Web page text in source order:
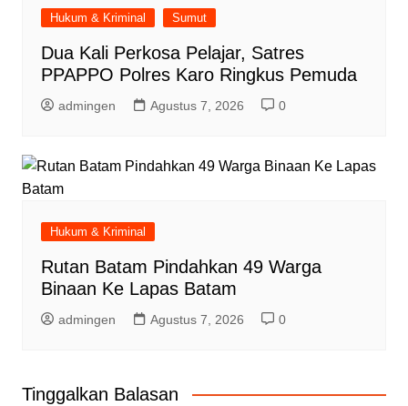
Hukum & Kriminal Sumut
Dua Kali Perkosa Pelajar, Satres
PPAPPO Polres Karo Ringkus Pemuda
admingen Agustus 7, 2026 0
Hukum & Kriminal
Rutan Batam Pindahkan 49 Warga
Binaan Ke Lapas Batam
admingen Agustus 7, 2026 0
Tinggalkan Balasan